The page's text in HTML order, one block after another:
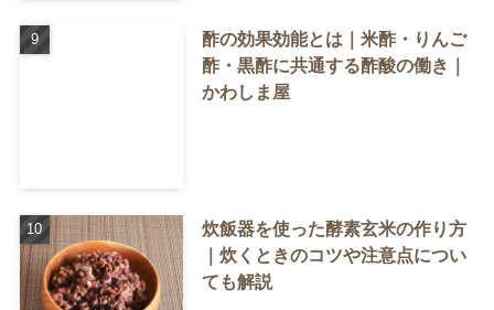
酢の効果効能とは｜米酢・りんご
酢・黒酢に共通する酢酸の働き｜
かわしま屋
炊飯器を使った酵素玄米の作り方
｜炊くときのコツや注意点につい
ても解説